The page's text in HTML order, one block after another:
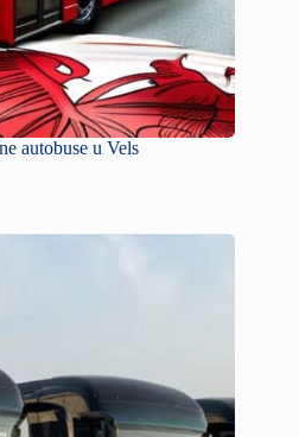
autobuse u Vels